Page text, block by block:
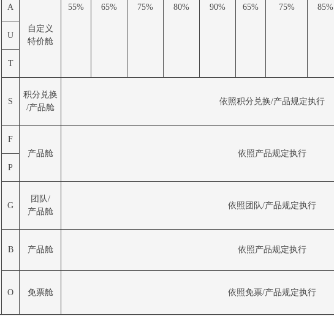
55% 65% 75% 80% 90% 65% 75% 85%
A
自定义
特价舱
U
T
S
积分兑换
/产品舱
依照积分兑换/产品规定执行
F
产品舱
依照产品规定执行
P
G
团队/
产品舱
依照团队/产品规定执行
B 产品舱 依照产品规定执行
O 免票舱 依照免票/产品规定执行